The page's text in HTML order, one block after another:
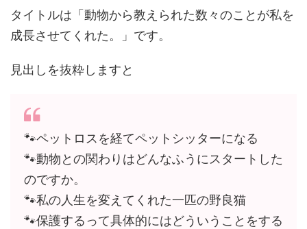
タイトルは「動物から教えられた数々のことが私を
成長させてくれた。」です。
見出しを抜粋しますと
🐾ペットロスを経てペットシッターになる
🐾動物との関わりはどんなふうにスタートした
のですか。
🐾私の人生を変えてくれた一匹の野良猫
🐾保護するって具体的にはどういうことをする